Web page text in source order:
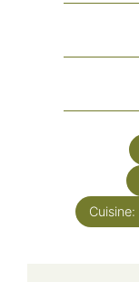
Cuisine: